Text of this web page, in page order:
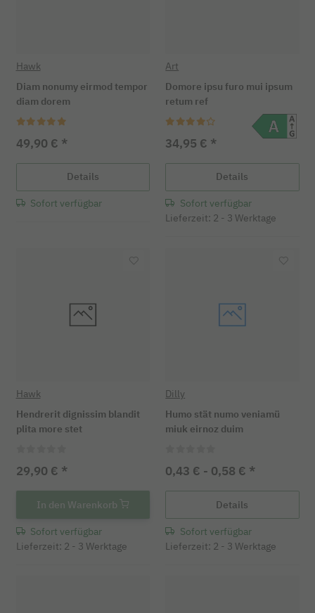
Hawk
Diam nonumy eirmod tempor
diam dorem
49,90 € *
Details
Sofort verfügbar
Art
Domore ipsu furo mui ipsum
retum ref
34,95 € *
Details
Sofort verfügbar
Lieferzeit: 2 - 3 Werktage
Hawk
Hendrerit dignissim blandit
plita more stet
29,90 € *
In den Warenkorb
Sofort verfügbar
Lieferzeit: 2 - 3 Werktage
Dilly
Humo stät numo veniamü
miuk eirnoz duim
0,43 € - 0,58 € *
Details
Sofort verfügbar
Lieferzeit: 2 - 3 Werktage